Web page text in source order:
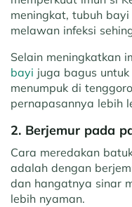
meningkat, tubuh
melawan infeksi
Selain meningkatkan
bayi juga bagus
menumpuk di
pernapasannya lebih
2. Berjemur pada
Cara meredakan
adalah dengan
dan hangatnya sinar
lebih nyaman.